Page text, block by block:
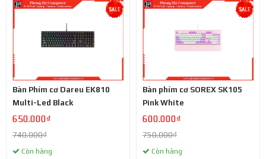
Bàn Phím cơ Dareu EK810
Multi-Led Black
650.000₫
740.000₫
Còn hàng
Bàn phím cơ SOREX SK105
Pink White
600.000₫
750.000₫
Còn hàng